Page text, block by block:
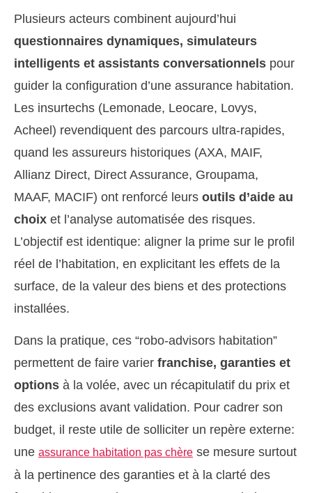
Plusieurs acteurs combinent aujourd’hui
questionnaires dynamiques, simulateurs
intelligents et assistants conversationnels pour
guider la configuration d’une assurance habitation.
Les insurtechs (Lemonade, Leocare, Lovys,
Acheel) revendiquent des parcours ultra-rapides,
quand les assureurs historiques (AXA, MAIF,
Allianz Direct, Direct Assurance, Groupama,
MAAF, MACIF) ont renforcé leurs outils d’aide au
choix et l’analyse automatisée des risques.
L’objectif est identique: aligner la prime sur le profil
réel de l’habitation, en explicitant les effets de la
surface, de la valeur des biens et des protections
installées.
Dans la pratique, ces “robo-advisors habitation”
permettent de faire varier franchise, garanties et
options à la volée, avec un récapitulatif du prix et
des exclusions avant validation. Pour cadrer son
budget, il reste utile de solliciter un repère externe:
une assurance habitation pas chère se mesure surtout
à la pertinence des garanties et à la clarté des